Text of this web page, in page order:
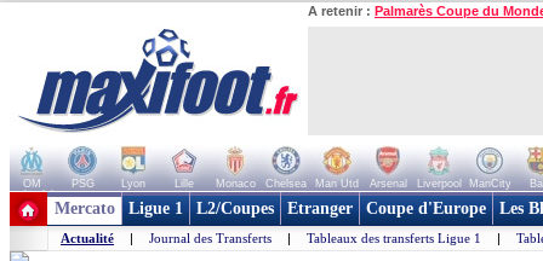
A retenir : Palmarès Coupe du
OM PSG Lyon Lille Monaco Chelsea Man Utd Arsenal Liverpool ManCity
+ de clubs
Mercato Ligue 1 L2/Coupes Etranger Coupe d'Europe Les
Actualité | Journal des Transferts | Tableaux des transferts Ligue 1 |